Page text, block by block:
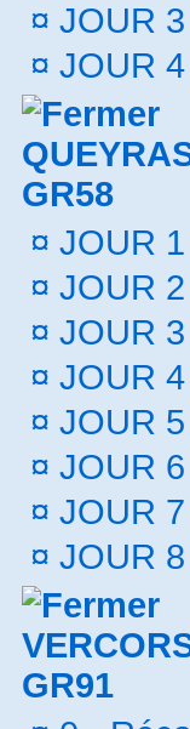
¤ JOUR 3
¤ JOUR 4
GR58
¤ JOUR 1
¤ JOUR 2
¤ JOUR 3
¤ JOUR 4
¤ JOUR 5
¤ JOUR 6
¤ JOUR 7
¤ JOUR 8
GR91